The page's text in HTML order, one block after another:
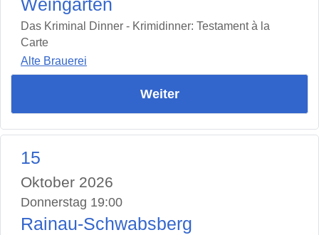
Weingarten
Das Kriminal Dinner - Krimidinner: Testament à la
Carte
Alte Brauerei
Weiter
15
Oktober 2026
Donnerstag 19:00
Rainau-Schwabsberg